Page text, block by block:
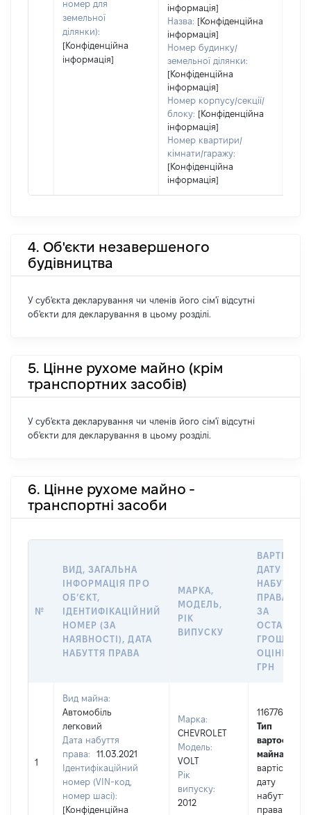
номер для
земельної
ділянки):
[Конфіденційна
інформація]
інформація]
Назва: [Конфіденційна
інформація]
Номер будинку/
земельної ділянки:
[Конфіденційна
інформація]
Номер корпусу/секції/
блоку: [Конфіденційна
інформація]
Номер квартири/
кімнати/гаражу:
[Конфіденційна
інформація]
4. Об'єкти незавершеного
будівництва
У суб'єкта декларування чи членів його сім'ї відсутні
об'єкти для декларування в цьому розділі.
5. Цінне рухоме майно (крім
транспортних засобів)
У суб'єкта декларування чи членів його сім'ї відсутні
об'єкти для декларування в цьому розділі.
6. Цінне рухоме майно -
транспортні засоби
№
ВИД, ЗАГАЛЬНА
ІНФОРМАЦІЯ ПРО
ОБʼЄКТ,
ІДЕНТИФІКАЦІЙНИЙ
НОМЕР (ЗА
НАЯВНОСТІ), ДАТА
НАБУТТЯ ПРАВА
МАРКА,
МОДЕЛЬ,
РІК
ВИПУСКУ
ВАРТІСТЬ
ДАТУ
НАБУТТЯ
ПРАВА АБО
ЗА
ОЦІНКОЮ,
ГРН
1
Вид майна:
Автомобіль
легковий
Дата набуття
права:
11.03.2021
Ідентифікаційний
номер (VIN-код,
номер шасі):
[Конфіденційна
Марка:
CHEVROLET
Модель:
VOLT
Рік
випуску:
2012
116776
Тип
вартості
майна:
вартість на
дату
набуття
права